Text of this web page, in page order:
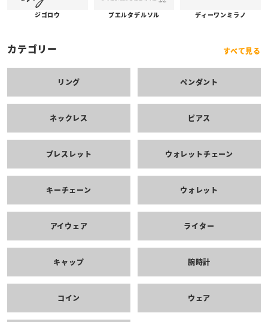
ジゴロウ プエルタデルソル ディーワンミラノ
カテゴリー すべて見る
リング ペンダント
ネックレス ピアス
ブレスレット ウォレットチェーン
キーチェーン ウォレット
アイウェア ライター
キャップ 腕時計
コイン ウェア